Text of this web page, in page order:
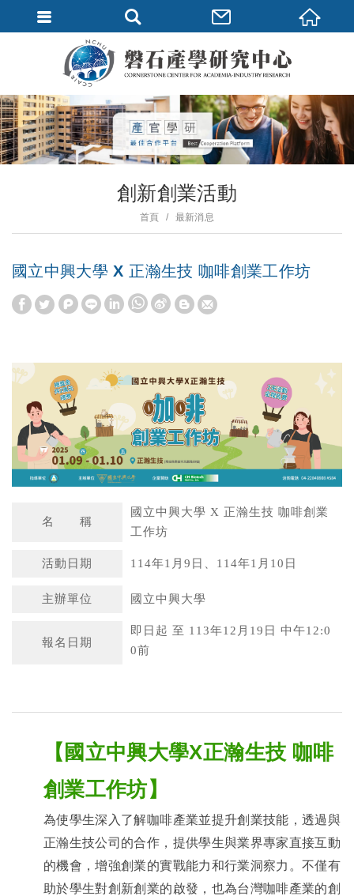
創新創業活動
首頁 最新消息
國立中興大學 X 正瀚生技 咖啡創業工作坊
a
s
A
p
p
n
a
W
e
i
b
o
名 稱
國立中興大學 X 正瀚生技 咖啡創業
工作坊
活動日期 114年1月9日、114年1月10日
主辦單位 國立中興大學
報名日期
即日起 至 113年12月19日 中午12:0
0前
【國立中興大學X正瀚生技 咖啡
創業工作坊】
為使學生深入了解咖啡產業並提升創業技能，透過與
正瀚生技公司的合作，提供學生與業界專家直接互動
的機會，增強創業的實戰能力和行業洞察力。不僅有
助於學生對創新創業的啟發，也為台灣咖啡產業的創